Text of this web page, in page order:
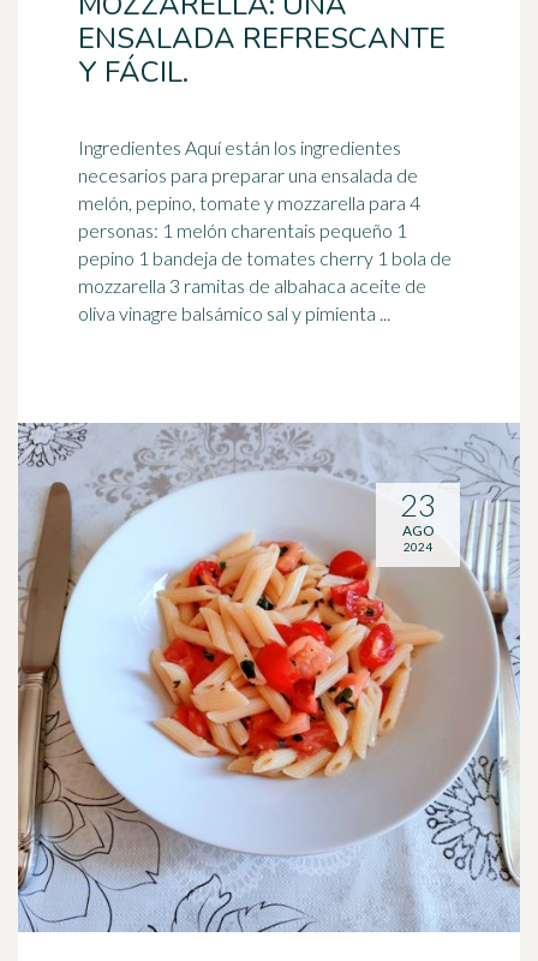
ENSALADA REFRESCANTE
Y FÁCIL.
Ingredientes Aquí están los ingredientes
necesarios para preparar una ensalada de
melón, pepino, tomate y mozzarella para 4
personas: 1 melón charentais pequeño 1
pepino 1 bandeja de tomates cherry 1 bola de
mozzarella 3 ramitas de albahaca aceite de
oliva vinagre balsámico sal y pimienta ...
23
AGO
2024